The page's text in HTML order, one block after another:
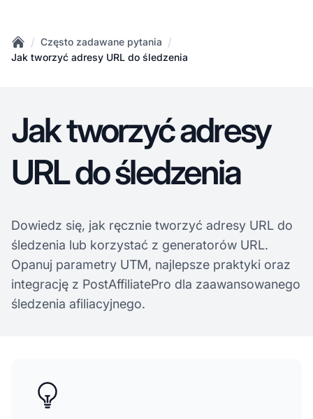
Home
/ Często zadawane pytania /
Jak tworzyć adresy URL do śledzenia
Jak tworzyć adresy
URL do śledzenia
Dowiedz się, jak ręcznie tworzyć adresy URL do
śledzenia lub korzystać z generatorów URL.
Opanuj parametry UTM, najlepsze praktyki oraz
integrację z PostAffiliatePro dla zaawansowanego
śledzenia afiliacyjnego.